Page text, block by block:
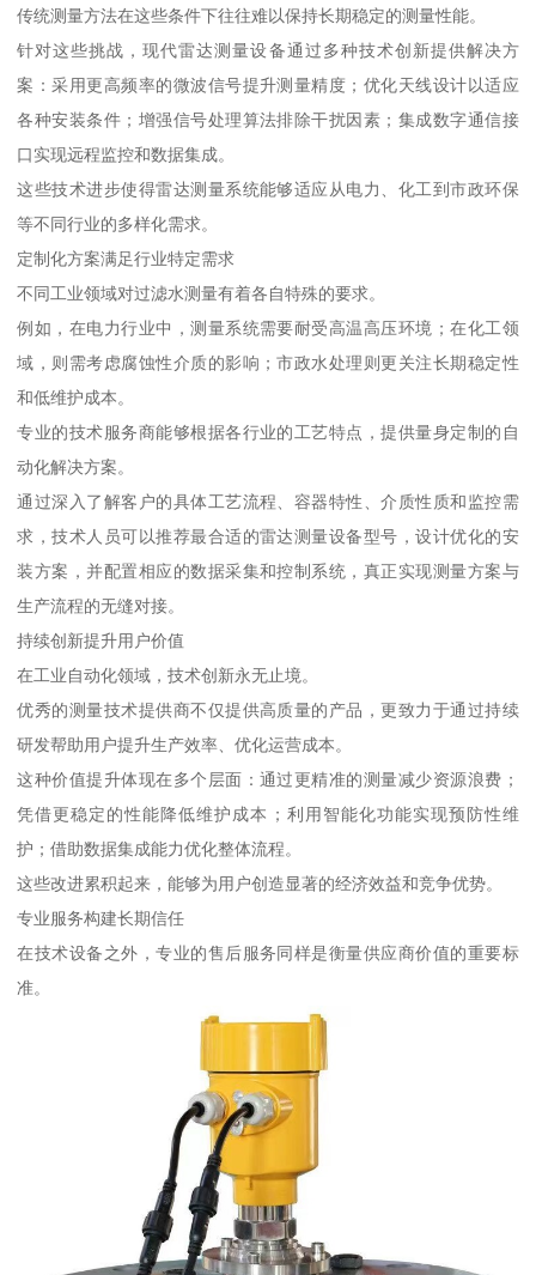
传统测量方法在这些条件下往往难以保持长期稳定的测量性能。
针对这些挑战，现代雷达测量设备通过多种技术创新提供解决方
案：采用更高频率的微波信号提升测量精度；优化天线设计以适应
各种安装条件；增强信号处理算法排除干扰因素；集成数字通信接
口实现远程监控和数据集成。
这些技术进步使得雷达测量系统能够适应从电力、化工到市政环保
等不同行业的多样化需求。
定制化方案满足行业特定需求
不同工业领域对过滤水测量有着各自特殊的要求。
例如，在电力行业中，测量系统需要耐受高温高压环境；在化工领
域，则需考虑腐蚀性介质的影响；市政水处理则更关注长期稳定性
和低维护成本。
专业的技术服务商能够根据各行业的工艺特点，提供量身定制的自
动化解决方案。
通过深入了解客户的具体工艺流程、容器特性、介质性质和监控需
求，技术人员可以推荐最合适的雷达测量设备型号，设计优化的安
装方案，并配置相应的数据采集和控制系统，真正实现测量方案与
生产流程的无缝对接。
持续创新提升用户价值
在工业自动化领域，技术创新永无止境。
优秀的测量技术提供商不仅提供高质量的产品，更致力于通过持续
研发帮助用户提升生产效率、优化运营成本。
这种价值提升体现在多个层面：通过更精准的测量减少资源浪费；
凭借更稳定的性能降低维护成本；利用智能化功能实现预防性维
护；借助数据集成能力优化整体流程。
这些改进累积起来，能够为用户创造显著的经济效益和竞争优势。
专业服务构建长期信任
在技术设备之外，专业的售后服务同样是衡量供应商价值的重要标
准。